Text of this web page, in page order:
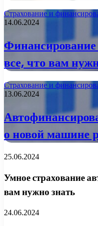
Страхование и
14.06.2024
все, что вам
Страхование и
13.06.2024
о новой машине
25.06.2024
Умное страхование
вам нужно знать
24.06.2024